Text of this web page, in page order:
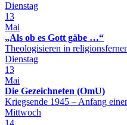
Dienstag
13
Mai
„Als ob es Gott gäbe …“
Theologisieren in
Dienstag
13
Mai
Die Gezeichneten (OmU)
Kriegsende 1945 – Anfang
Mittwoch
14